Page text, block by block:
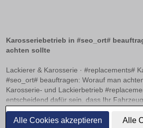
Alle Cookies akzeptieren Alle
Karosseriebetrieb in #seo_ort#
achten sollte
Lackierer & Karosserie · #replacements#
#seo_ort# beauftragen: Worauf man
Karosserie- und Lackierbetrieb
entscheidend dafür sein, dass Ihr
erstrahlt. Doch woran erkennt man einen
relevanten Zertifizierungen und einer
weiterlesen